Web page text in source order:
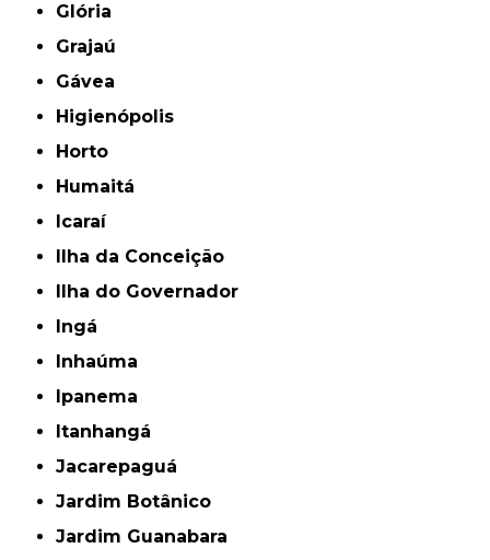
Glória
Grajaú
Gávea
Higienópolis
Horto
Humaitá
Icaraí
Ilha da Conceição
Ilha do Governador
Ingá
Inhaúma
Ipanema
Itanhangá
Jacarepaguá
Jardim Botânico
Jardim Guanabara